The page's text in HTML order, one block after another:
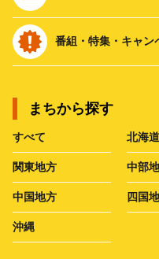
番組・特集・キャン
まちから探す
すべて 北海道
関東地方 中部
中国地方 四国
沖縄